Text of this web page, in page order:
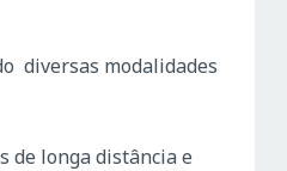
diversas modalidades
de longa distância e